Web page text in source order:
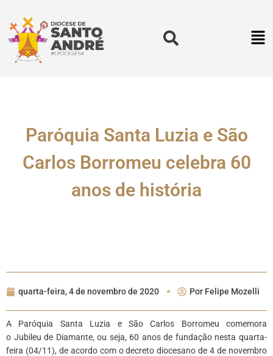
Paróquia Santa Luzia e São
Carlos Borromeu celebra 60
anos de história
quarta-feira, 4 de novembro de 2020 Por Felipe Mozelli
A Paróquia Santa Luzia e São Carlos Borromeu comemora
o Jubileu de Diamante, ou seja, 60 anos de fundação nesta quarta-
feira (04/11), de acordo com o decreto diocesano de 4 de novembro